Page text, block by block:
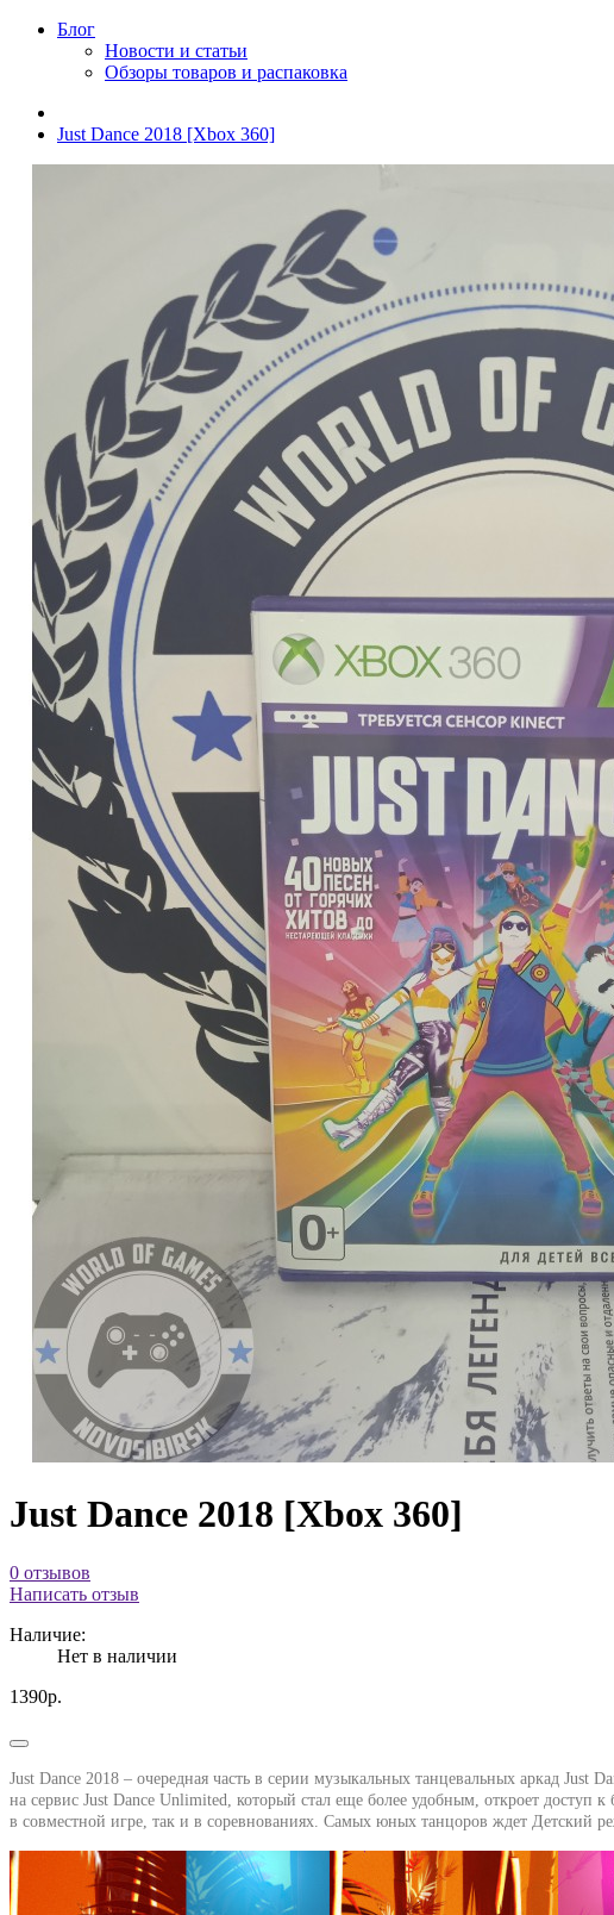
Блог
Новости и статьи
Обзоры товаров и распаковка
Just Dance 2018 [Xbox 360]
Just Dance 2018 [Xbox 360]
0 отзывов
Написать отзыв
Наличие:
Нет в наличии
1390р.
Just Dance 2018 – очередная часть в серии музыкальных танцевальных аркад
на сервис Just Dance Unlimited, который стал еще более удобным, откроет
в совместной игре, так и в соревнованиях. Самых юных танцоров ждет Детский